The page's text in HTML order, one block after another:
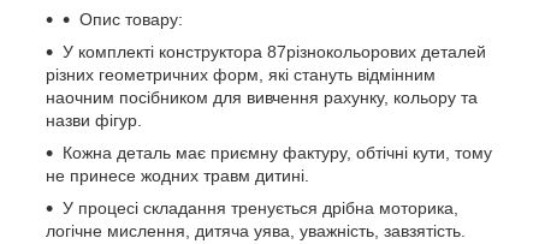
Опис товару:
У комплекті конструктора 87різнокольорових деталей
різних геометричних форм, які стануть відмінним
наочним посібником для вивчення рахунку, кольору та
назви фігур.
Кожна деталь має приємну фактуру, обтічні кути, тому
не принесе жодних травм дитині.
У процесі складання тренується дрібна моторика,
логічне мислення, дитяча уява, уважність, завзятість.